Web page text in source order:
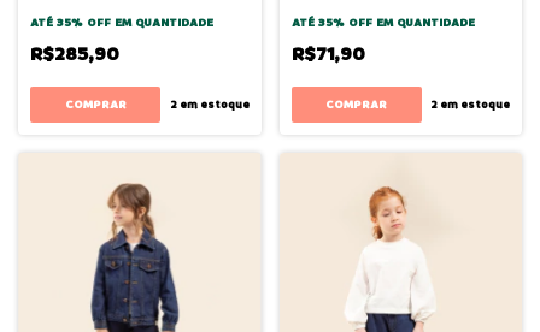
ATÉ 35% OFF EM QUANTIDADE
R$285,90
COMPRAR 2em estoque
ATÉ 35% OFF EM QUANTIDADE
R$71,90
COMPRAR 2 em estoque